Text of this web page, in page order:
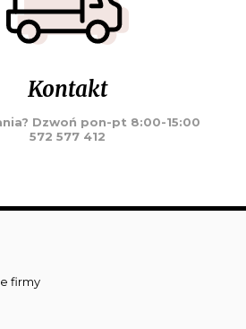
Kontakt
Dzwoń pon-pt 8:00-15:00
572 577 412
firmy